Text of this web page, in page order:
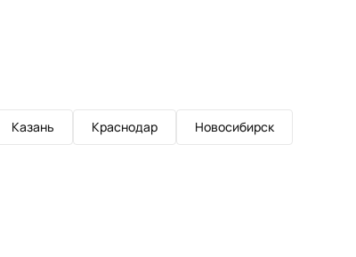
Казань Краснодар Новосибирск